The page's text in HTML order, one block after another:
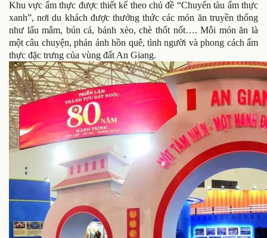
Khu vực ẩm thực được thiết kế theo chủ đề “Chuyến tàu ẩm thực
xanh”, nơi du khách được thưởng thức các món ăn truyền thống
như lẩu mắm, bún cá, bánh xèo, chè thốt nốt…. Mỗi món ăn là
một câu chuyện, phản ánh hồn quê, tình người và phong cách ẩm
thực đặc trưng của vùng đất An Giang.